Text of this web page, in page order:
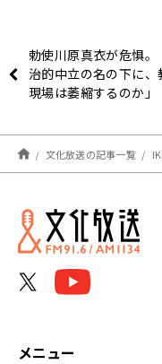
勅使川原真衣が危惧。
治的中立の名の下に、
現場は萎縮するのか」
文化放送の記事一覧
メニュー